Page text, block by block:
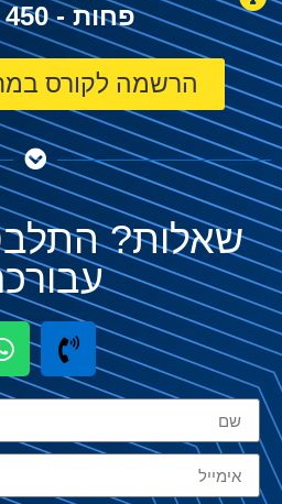
פחות - 450 ₪ בלבד!
הרשמה לקורס
שאלות?